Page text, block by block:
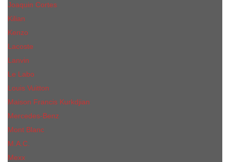
Joaquin Сortes
Kilian
Kenzo
Lacoste
Lanvin
Le Labo
Louis Vuitton
Maison Francis Kurkdjian
Mercedes-Benz
Mont Blanc
M.А.C.
Mexx